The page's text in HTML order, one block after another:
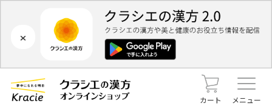
×
カート メニュー